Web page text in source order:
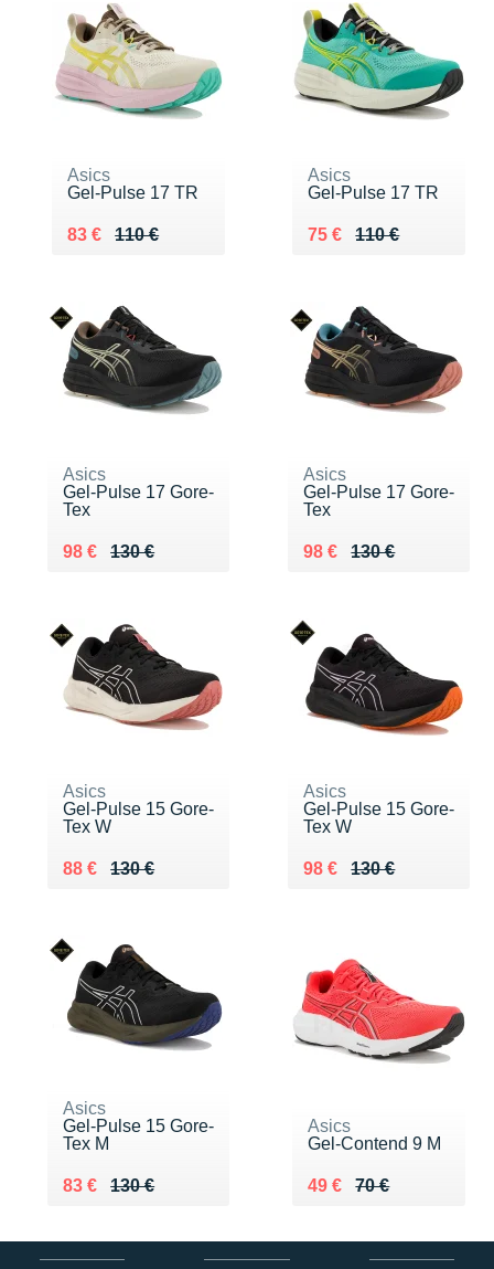
Asics
Gel-Pulse 17 TR
110 €
Au lieu de 110 €
83 €
Vendu 83 €
Asics
Gel-Pulse 17 TR
110 €
Au lieu de 110 €
75 €
Vendu 75 €
Asics
Gel-Pulse 17 Gore-
Tex
130 €
Au lieu de 130 €
98 €
Vendu 98 €
Asics
Gel-Pulse 17 Gore-
Tex
130 €
Au lieu de 130 €
98 €
Vendu 98 €
Asics
Gel-Pulse 15 Gore-
Tex W
130 €
Au lieu de 130 €
88 €
Vendu 88 €
Asics
Gel-Pulse 15 Gore-
Tex W
130 €
Au lieu de 130 €
98 €
Vendu 98 €
Asics
Gel-Pulse 15 Gore-
Tex M
130 €
Au lieu de 130 €
83 €
Vendu 83 €
Asics
Gel-Contend 9 M
70 €
Au lieu de 70 €
49 €
Vendu 49 €